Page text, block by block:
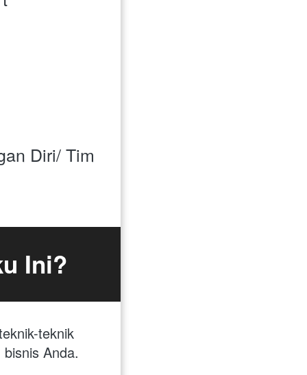
Diri/ Tim
Ini?
teknik
Anda.